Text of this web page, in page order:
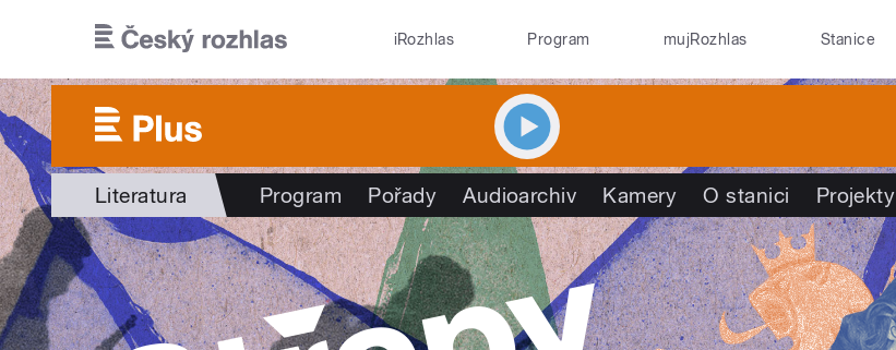
iRozhlas Program mujRozhlas Stanice
Literatura Program Pořady Audioarchiv Kamery O stanici Projekty